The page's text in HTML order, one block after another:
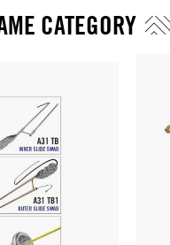
CATEGORY